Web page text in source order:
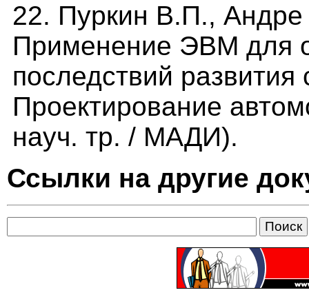
22. Пуркин В.П.,
Применение ЭВМ для
последствий
Проектирование
науч. тр. / МАДИ).
Ссылки на другие